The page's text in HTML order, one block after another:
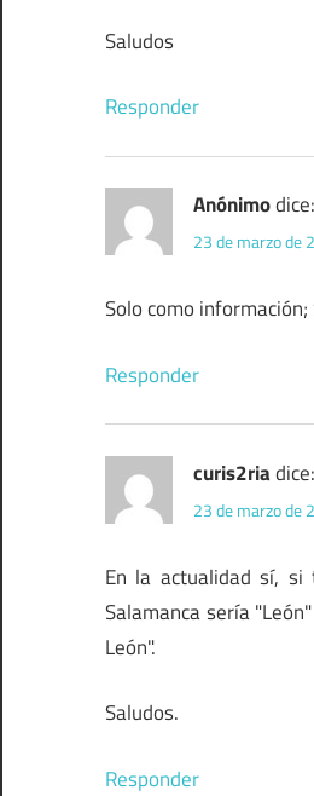
Saludos
Responder
Anónimodice:
23 de marzo de
Solo como
Responder
curis2riadice:
23 de marzo de
En la actualidad sí,
Salamanca sería
León".
Saludos.
Responder